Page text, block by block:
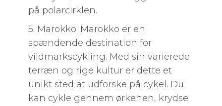
på polarcirklen.
5. Marokko: Marokko er en
spændende destination for
vildmarkscykling. Med sin varierede
terræn og rige kultur er dette et
unikt sted at udforske på cykel. Du
kan cykle gennem ørkenen, krydse